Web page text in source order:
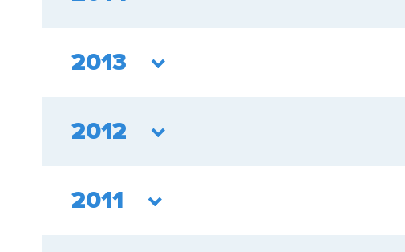
2013
2012
2011